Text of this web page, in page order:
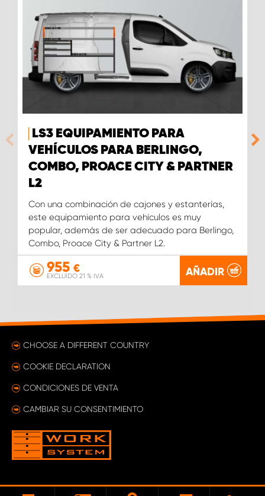
LS3 EQUIPAMIENTO PARA
VEHÍCULOS PARA BERLINGO,
COMBO, PROACE CITY & PARTNER
L2
Con una combinación de cajones y estanterías,
este equipamiento para vehículos es muy
popular, además de ser adecuado para Berlingo,
Combo, Proace City & Partner L2.
955 €
EXCLUIDO 21 % IVA AÑADIR
CHOOSE A DIFFERENT COUNTRY
COOKIE DECLARATION
CONDICIONES DE VENTA
CAMBIAR SU CONSENTIMIENTO